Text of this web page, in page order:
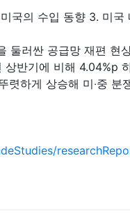
국의 수입 동향 3. 미
둘러싼 공급망 재편 현
반기에 비해 4.04%p
하게 상승해 미‧중